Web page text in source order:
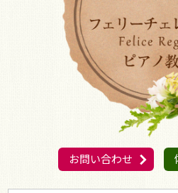
お問い合わせ